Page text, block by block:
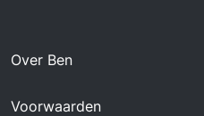
Over Ben
Voorwaarden